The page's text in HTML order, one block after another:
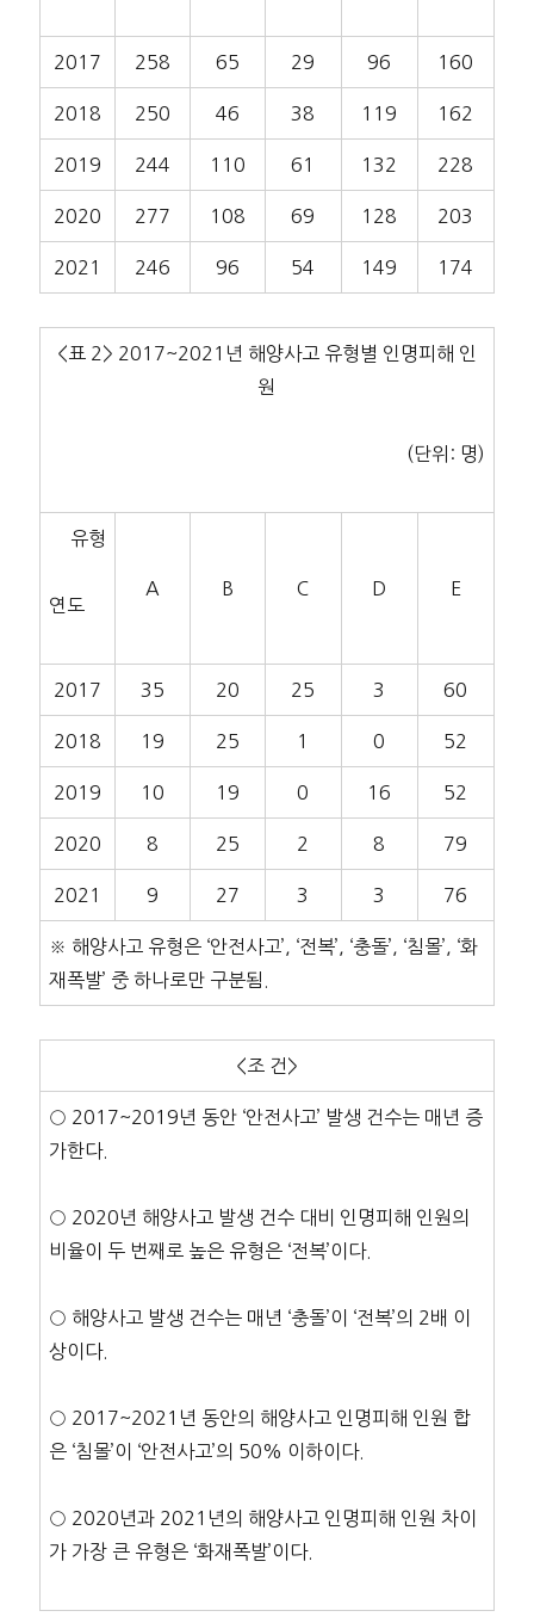
2017 258 65 29 96 160
2018 250 46 38 119 162
2019 244 110 61 132 228
2020 277 108 69 128 203
2021 246 96 54 149 174
<표 2> 2017~2021년 해양사고 유형별 인명피해 인
원
(단위: 명)
유형
연도
A B C D E
2017 35 20 25 3 60
2018 19 25 1 0 52
2019 10 19 0 16 52
2020 8 25 2 8 79
2021 9 27 3 3 76
※ 해양사고 유형은 ‘안전사고’, ‘전복’, ‘충돌’, ‘침몰’, ‘화
재폭발’ 중 하나로만 구분됨.
<조 건>
○ 2017~2019년 동안 ‘안전사고’ 발생 건수는 매년 증
가한다.
○ 2020년 해양사고 발생 건수 대비 인명피해 인원의
비율이 두 번째로 높은 유형은 ‘전복’이다.
○ 해양사고 발생 건수는 매년 ‘충돌’이 ‘전복’의 2배 이
상이다.
○ 2017~2021년 동안의 해양사고 인명피해 인원 합
은 ‘침몰’이 ‘안전사고’의 50% 이하이다.
○ 2020년과 2021년의 해양사고 인명피해 인원 차이
가 가장 큰 유형은 ‘화재폭발’이다.